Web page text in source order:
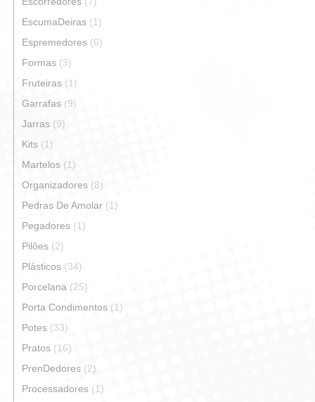
EscumaDeiras (1)
Espremedores (6)
Formas (3)
Fruteiras (1)
Garrafas (9)
Jarras (9)
Kits (1)
Martelos (1)
Organizadores (8)
Pedras De Amolar (1)
Pegadores (1)
Pilões (2)
Plásticos (34)
Porcelana (25)
Porta Condimentos (1)
Potes (33)
Pratos (16)
PrenDedores (2)
Processadores (1)